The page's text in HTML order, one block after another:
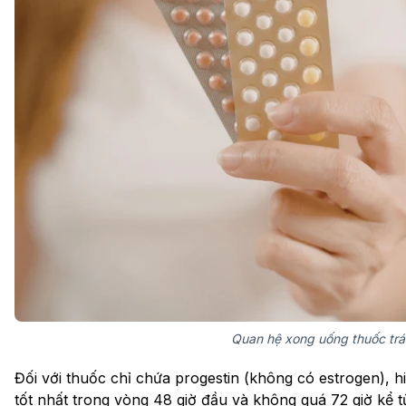
Quan hệ xong uống thuốc
Đối với thuốc chỉ chứa progestin (không có estrogen),
tốt nhất trong vòng 48 giờ đầu và không quá 72 giờ kể